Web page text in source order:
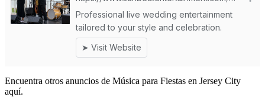
Encuentra otros anuncios de Música para Fiestas en Jersey City
aquí.